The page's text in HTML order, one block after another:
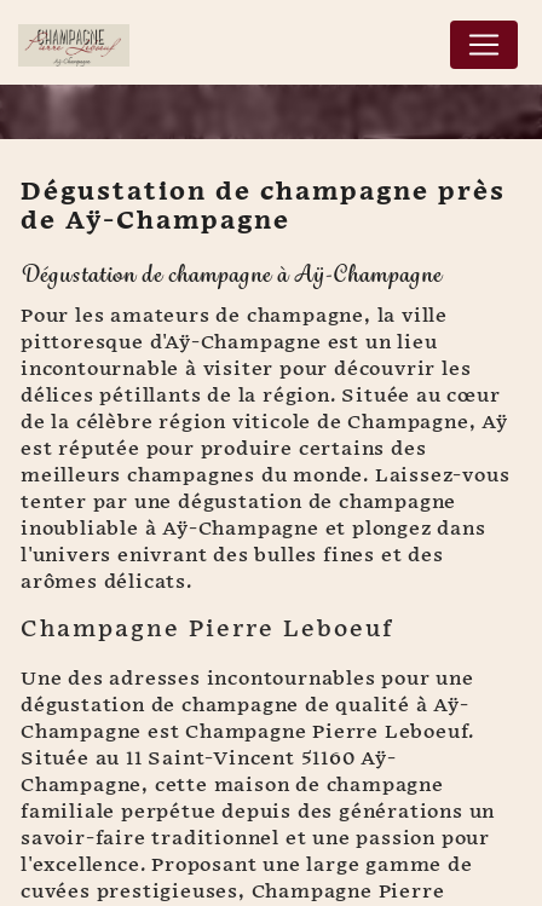
Dégustation de
champagne près de Aÿ-
Champagne
Dégustation de champagne près
de Aÿ-Champagne
Dégustation de champagne à Aÿ-Champagne
Pour les amateurs de champagne, la ville
pittoresque d'Aÿ-Champagne est un lieu
incontournable à visiter pour découvrir les
délices pétillants de la région. Située au cœur
de la célèbre région viticole de Champagne, Aÿ
est réputée pour produire certains des
meilleurs champagnes du monde. Laissez-vous
tenter par une dégustation de champagne
inoubliable à Aÿ-Champagne et plongez dans
l'univers enivrant des bulles fines et des
arômes délicats.
Champagne Pierre Leboeuf
Une des adresses incontournables pour une
dégustation de champagne de qualité à Aÿ-
Champagne est Champagne Pierre Leboeuf.
Située au 11 Saint-Vincent 51160 Aÿ-
Champagne, cette maison de champagne
familiale perpétue depuis des générations un
savoir-faire traditionnel et une passion pour
l'excellence. Proposant une large gamme de
cuvées prestigieuses, Champagne Pierre